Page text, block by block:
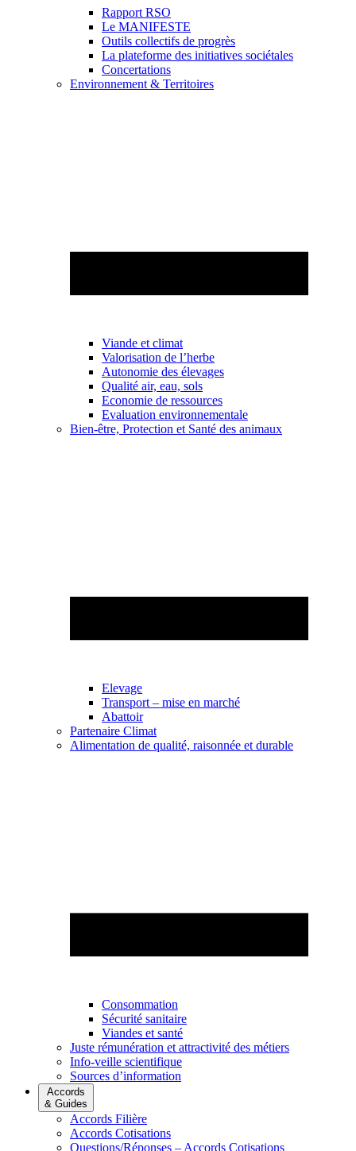
Rapport RSO
Le MANIFESTE
Outils collectifs de progrès
La plateforme des initiatives sociétales
Concertations
Environnement & Territoires
Viande et climat
Valorisation de l’herbe
Autonomie des élevages
Qualité air, eau, sols
Economie de ressources
Evaluation environnementale
Bien-être, Protection et Santé des animaux
Elevage
Transport – mise en marché
Abattoir
Partenaire Climat
Alimentation de qualité, raisonnée et durable
Consommation
Sécurité sanitaire
Viandes et santé
Juste rémunération et attractivité des métiers
Info-veille scientifique
Sources d’information
Accords
& Guides
Accords Filière
Accords Cotisations
Questions/Réponses – Accords Cotisations